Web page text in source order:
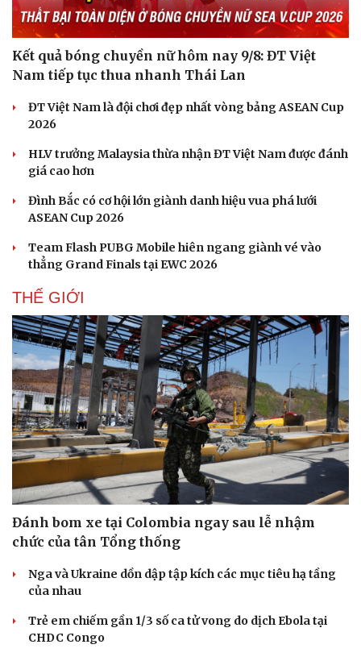
Kết quả bóng chuyền nữ hôm nay 9/8: ĐT Việt
Nam tiếp tục thua nhanh Thái Lan
ĐT Việt Nam là đội chơi đẹp nhất vòng bảng ASEAN Cup
2026
HLV trưởng Malaysia thừa nhận ĐT Việt Nam được đánh
giá cao hơn
Đình Bắc có cơ hội lớn giành danh hiệu vua phá lưới
ASEAN Cup 2026
Team Flash PUBG Mobile hiên ngang giành vé vào
thẳng Grand Finals tại EWC 2026
THẾ GIỚI
Đánh bom xe tại Colombia ngay sau lễ nhậm
chức của tân Tổng thống
Nga và Ukraine dồn dập tập kích các mục tiêu hạ tầng
của nhau
Trẻ em chiếm gần 1/3 số ca tử vong do dịch Ebola tại
CHDC Congo